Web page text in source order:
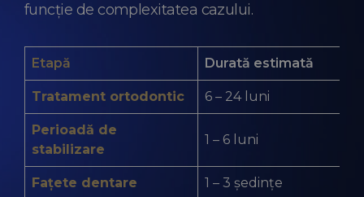
funcție de complexitatea cazului.
Etapă Durată estimată
Tratament ortodontic 6 – 24 luni
Perioadă de
stabilizare
1 – 6 luni
Fațete dentare 1 – 3 ședințe